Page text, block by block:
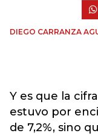
DIEGO CARRANZA
Y es que la
estuvo por
de 7,2%, sino